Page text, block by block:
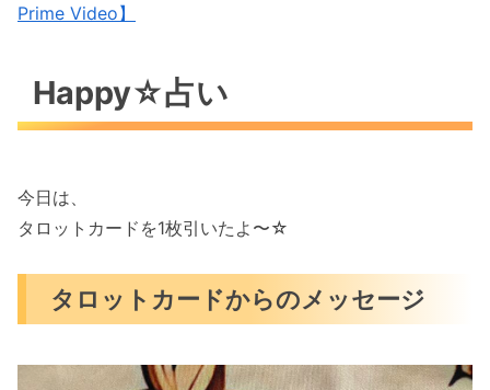
Prime Video】
Happy☆占い
今日は、
タロットカードを1枚引いたよ〜☆
タロットカードからのメッセージ